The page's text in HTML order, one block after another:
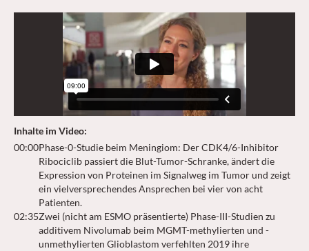
Inhalte im Video:
00:00Phase-0-Studie beim Meningiom: Der CDK4/6-Inhibitor
Ribociclib passiert die Blut-Tumor-Schranke, ändert die
Expression von Proteinen im Signalweg im Tumor und zeigt
ein vielversprechendes Ansprechen bei vier von acht
Patienten.
02:35Zwei (nicht am ESMO präsentierte) Phase-III-Studien zu
additivem Nivolumab beim MGMT-methylierten und -
unmethylierten Glioblastom verfehlten 2019 ihre